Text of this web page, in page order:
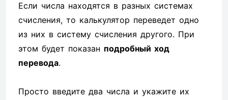
Если числа находятся в разных системах
счисления, то калькулятор переведет одно
из них в систему счисления другого. При
этом будет показан подробный ход
перевода.
Просто введите два числа и укажите их